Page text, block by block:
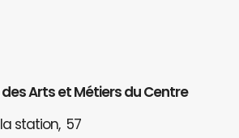
Arts et Métiers du Centre
station, 57